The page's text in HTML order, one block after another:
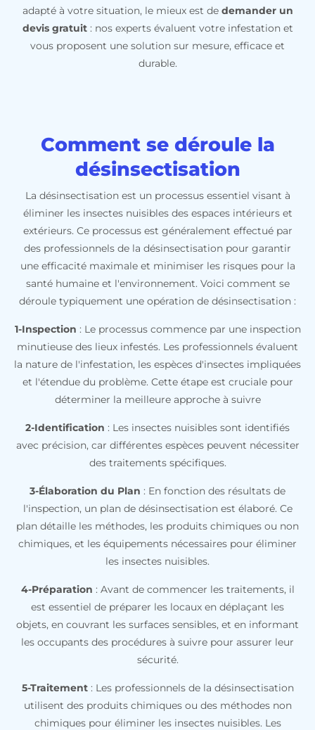
adapté à votre situation, le mieux est de demander un
devis gratuit: nos experts évaluent votre infestation et
vous proposent une solution sur mesure, efficace et
durable.
Comment se déroule la
désinsectisation
La désinsectisation est un processus essentiel visant à
éliminer les insectes nuisibles des espaces intérieurs et
extérieurs. Ce processus est généralement effectué par
des professionnels de la désinsectisation pour garantir
une efficacité maximale et minimiser les risques pour la
santé humaine et l'environnement. Voici comment se
déroule typiquement une opération de désinsectisation :
1-Inspection : Le processus commence par une inspection
minutieuse des lieux infestés. Les professionnels évaluent
la nature de l'infestation, les espèces d'insectes impliquées
et l'étendue du problème. Cette étape est cruciale pour
déterminer la meilleure approche à suivre
2-Identification : Les insectes nuisibles sont identifiés
avec précision, car différentes espèces peuvent nécessiter
des traitements spécifiques.
3-Élaboration du Plan : En fonction des résultats de
l'inspection, un plan de désinsectisation est élaboré. Ce
plan détaille les méthodes, les produits chimiques ou non
chimiques, et les équipements nécessaires pour éliminer
les insectes nuisibles.
4-Préparation : Avant de commencer les traitements, il
est essentiel de préparer les locaux en déplaçant les
objets, en couvrant les surfaces sensibles, et en informant
les occupants des procédures à suivre pour assurer leur
sécurité.
5-Traitement: Les professionnels de la désinsectisation
utilisent des produits chimiques ou des méthodes non
chimiques pour éliminer les insectes nuisibles. Les